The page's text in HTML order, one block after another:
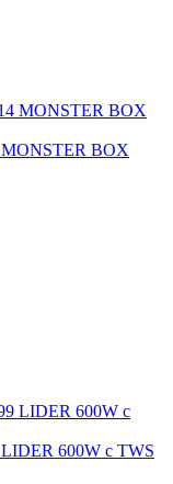
MONSTER BOX
600W с TWS